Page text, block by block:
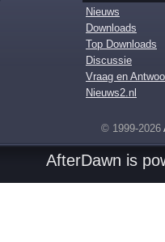
Nieuws
Downloads
Top Downloads
Discussie
Vraag en
Nieuws2.nl
© 1999-2026
AfterDawn is